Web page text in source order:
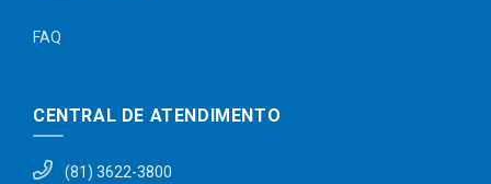
FAQ
CENTRAL DE ATENDIMENTO
(81) 3622-3800